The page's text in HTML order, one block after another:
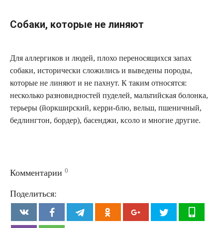
Собаки, которые не линяют
Для аллергиков и людей, плохо переносящихся запах
собаки, исторически сложились и выведены породы,
которые не линяют и не пахнут. К таким относятся:
несколько разновидностей пуделей, мальтийская болонка,
терьеры (йоркширский, керри-блю, вельш, пшеничный,
бедлингтон, бордер), басенджи, ксоло и многие другие.
Комментарии 0
Поделиться: